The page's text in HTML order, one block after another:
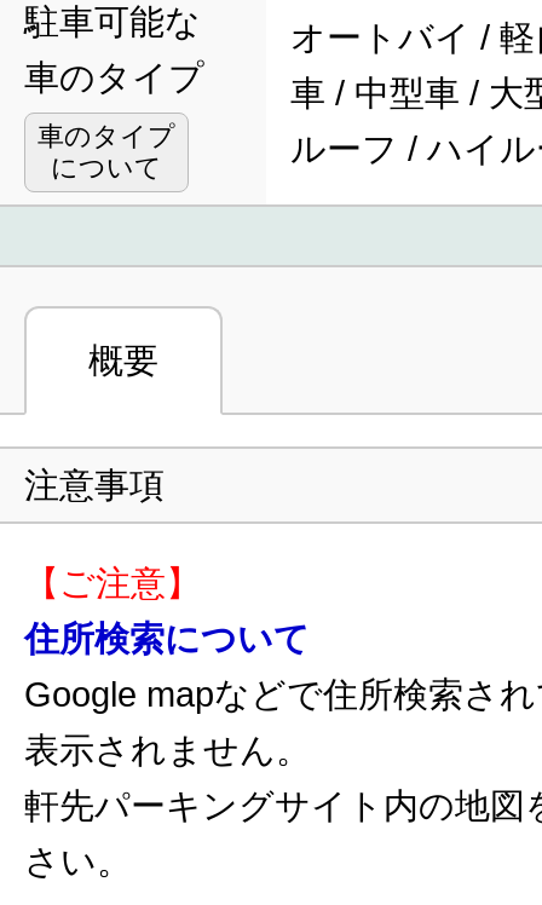
駐車可能な
車のタイプ
車のタイプ
について
オートバイ /
車 / 中型車 / 大
ルーフ / ハイ
概要
注意事項
【ご注意】
住所検索について
Google mapなどで住所検索さ
表示されません。
軒先パーキングサイト内の地図
さい。